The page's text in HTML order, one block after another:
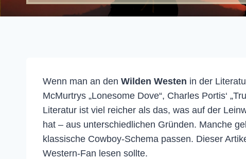
Wenn man an den Wilden Westen in der
McMurtrys „Lonesome Dove“, Charles Portis‘
Literatur ist viel reicher als das, was auf der
hat – aus unterschiedlichen Gründen. Manche
klassische Cowboy-Schema passen. Dieser
Western-Fan lesen sollte.